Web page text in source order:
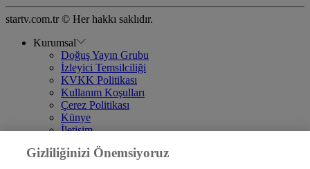
startv.com.tr © Her hakkı saklıdır.
Kurumsal
Doğuş Yayın Grubu
İzleyici Temsilciliği
KVKK Politikası
Kullanım Koşulları
Çerez Politikası
Künye
İletişim
DYG Televizyonlar
Gizliliğinizi Önemsiyoruz